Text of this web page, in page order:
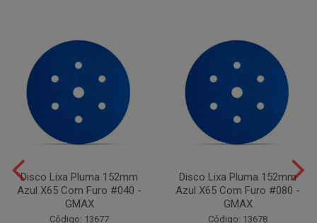
Disco Lixa Pluma 152mm
Azul X65 Com Furo #040 -
GMAX
Código: 13677
Disco Lixa Pluma 152mm
Azul X65 Com Furo #080 -
GMAX
Código: 13678